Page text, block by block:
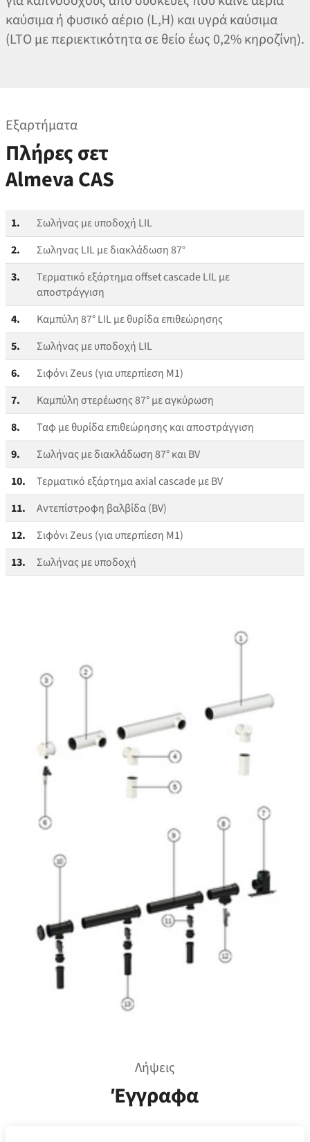
καύσιμα ή φυσικό αέριο (L,H) και υγρά καύσιμα
(LTO με περιεκτικότητα σε θείο έως 0,2% κηροζίνη).
Εξαρτήματα
Πλήρες σετ
Almeva CAS
1.
Σωλήνας με υποδοχή LIL
2.
Σωληνας LIL με διακλάδωση 87°
3.
Τερματικό εξάρτημα offset cascade LIL με
αποστράγγιση
4.
Καμπύλη 87° LIL με θυρίδα επιθεώρησης
5.
Σωλήνας με υποδοχή LIL
6.
Σιφόνι Zeus (για υπερπίεση M1)
7.
Καμπύλη στερέωσης 87° με αγκύρωση
8.
Ταφ με θυρίδα επιθεώρησης και αποστράγγιση
9.
Σωλήνας με διακλάδωση 87° και BV
10.
Τερματικό εξάρτημα axial cascade με BV
11.
Αντεπίστροφη βαλβίδα (BV)
12.
Σιφόνι Zeus (για υπερπίεση M1)
13.
Σωλήνας με υποδοχή
Λήψεις
Έγγραφα